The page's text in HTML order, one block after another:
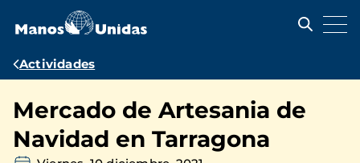
contenido
Ruta
navegación
Actividades
Mercado de Artesania de
Navidad en Tarragona